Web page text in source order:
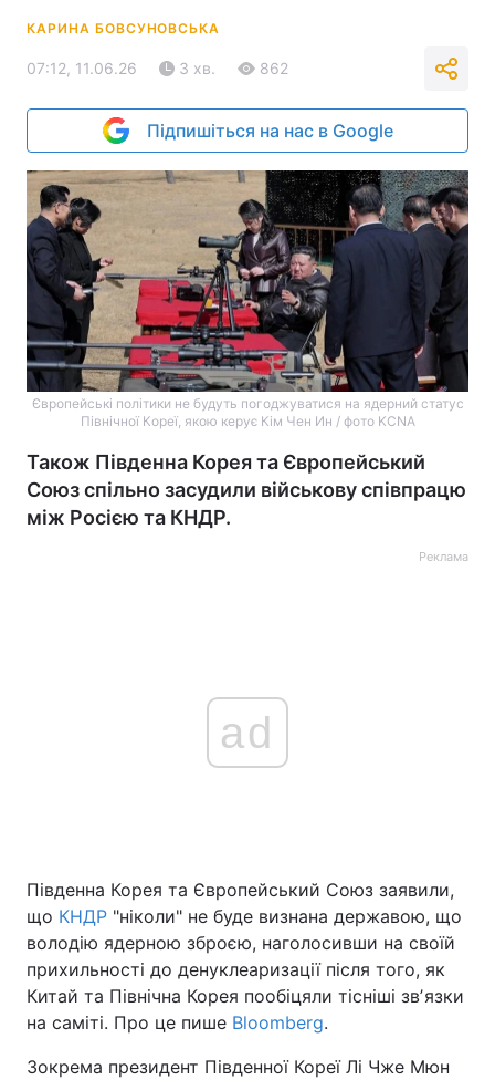
КАРИНА БОВСУНОВСЬКА
07:12, 11.06.26 3 хв. 862
Підпишіться на нас в Google
Європейські політики не будуть погоджуватися на ядерний статус
Північної Кореї, якою керує Кім Чен Ин / фото KCNA
Також Південна Корея та Європейський
Союз спільно засудили військову співпрацю
між Росією та КНДР.
Реклама
ad
Південна Корея та Європейський Союз заявили,
що КНДР "ніколи" не буде визнана державою, що
володію ядерною зброєю, наголосивши на своїй
прихильності до денуклеаризації після того, як
Китай та Північна Корея пообіцяли тісніші звʼязки
на саміті. Про це пише Bloomberg.
Зокрема президент Південної Кореї Лі Чже Мюн